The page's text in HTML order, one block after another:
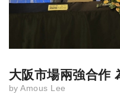
大阪市場兩強合作
by Amous Lee